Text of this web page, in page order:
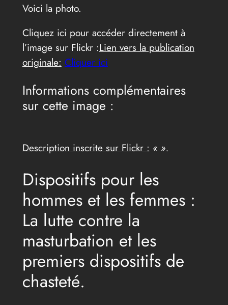
Voici la photo.
Cliquez ici pour accéder directement à
l’image sur Flickr :Lien vers la publication
originale: Cliquer ici
Informations complémentaires
sur cette image :
Description inscrite sur Flickr : « ».
Dispositifs pour les
hommes et les femmes :
La lutte contre la
masturbation et les
premiers dispositifs de
chasteté.